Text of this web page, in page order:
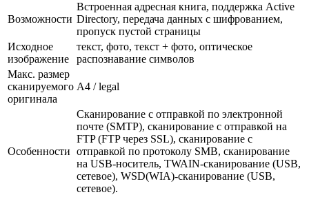
Возможности
Встроенная адресная книга, поддержка Active
Directory, передача данных с шифрованием,
пропуск пустой страницы
Исходное
изображение
текст, фото, текст + фото, оптическое
распознавание символов
Макс. размер
сканируемого
оригинала
A4 / legal
Особенности
Сканирование с отправкой по электронной
почте (SMTP), сканирование с отправкой на
FTP (FTP через SSL), сканирование с
отправкой по протоколу SMB, сканирование
на USB-носитель, TWAIN-сканирование (USB,
сетевое), WSD(WIA)-сканирование (USB,
сетевое).